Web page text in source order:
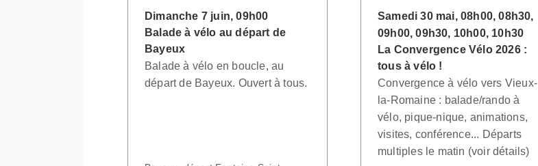
Dimanche 7 juin, 09h00
Balade à vélo au départ de
Bayeux
Balade à vélo en boucle, au
départ de Bayeux. Ouvert à tous.
Samedi 30 mai, 08h00, 08h30,
09h00, 09h30, 10h00, 10h30
La Convergence Vélo 2026 :
tous à vélo !
Convergence à vélo vers Vieux-
la-Romaine : balade/rando à
vélo, pique-nique, animations,
visites, conférence... Départs
multiples le matin (voir détails)